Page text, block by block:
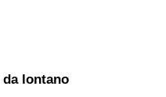
da lontano